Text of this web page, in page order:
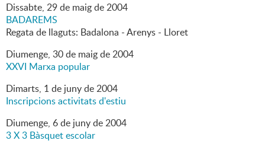
Dissabte, 29de maigde2004
BADAREMS
Regata de llaguts: Badalona - Arenys - Lloret
Diumenge, 30de maigde2004
XXVI Marxa popular
Dimarts, 1de junyde2004
Inscripcions activitats d'estiu
Diumenge, 6de junyde2004
3 X 3 Bàsquet escolar